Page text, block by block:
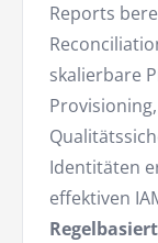
Reports
skalierbare
Identitäten
effektiven